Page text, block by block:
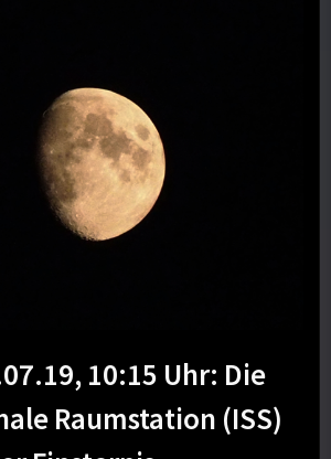
10:15 Uhr: Die
Raumstation (ISS)